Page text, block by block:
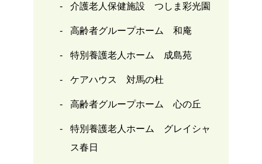
介護老人保健施設 つしま彩光園
高齢者グループホーム 和庵
特別養護老人ホーム 成島苑
ケアハウス 対馬の杜
高齢者グループホーム 心の丘
特別養護老人ホーム グレイシャ
ス春日